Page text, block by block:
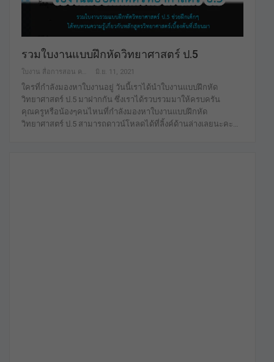
รวมใบงานแบบฝึกหัดวิทยาศาสตร์ ป.5
มิ.ย. 11, 2021
ใครที่กำลังมองหาใบงานอยู่ วันนี้เราได้นำใบงานแบบฝึกหัด
วิทยาศาสตร์ ป.5 มาฝากกัน ซึ่งเราได้รวบรวมมาให้ครบครัน
คุณครูหรือน้องๆคนไหนที่กำลังมองหาใบงานแบบฝึกหัด
วิทยาศาสตร์ ป.5 สามารถดาวน์โหลดได้ที่ลิ้งค์ด้านล่างเลยนะคะ…